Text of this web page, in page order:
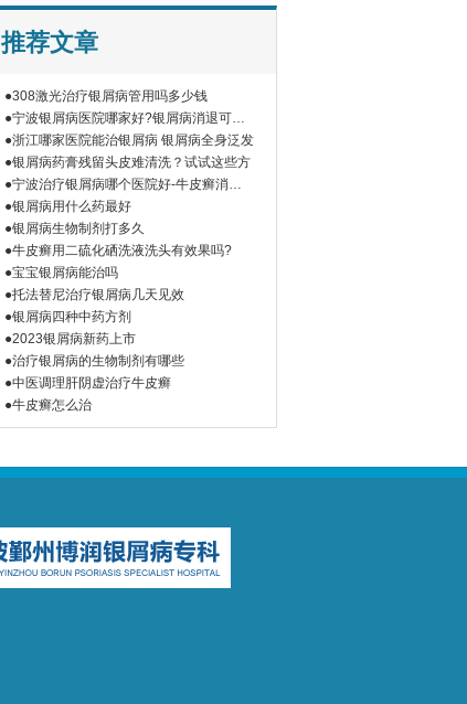
推荐文章
●308激光治疗银屑病管用吗多少钱
●宁波银屑病医院哪家好?银屑病消退可以
停
●浙江哪家医院能治银屑病 银屑病全身泛发
●银屑病药膏残留头皮难清洗？试试这些方
●宁波治疗银屑病哪个医院好-牛皮癣消退
期
●银屑病用什么药最好
●银屑病生物制剂打多久
●牛皮癣用二硫化硒洗液洗头有效果吗?
●宝宝银屑病能治吗
●托法替尼治疗银屑病几天见效
●银屑病四种中药方剂
●2023银屑病新药上市
●治疗银屑病的生物制剂有哪些
●中医调理肝阴虚治疗牛皮癣
●牛皮癣怎么治